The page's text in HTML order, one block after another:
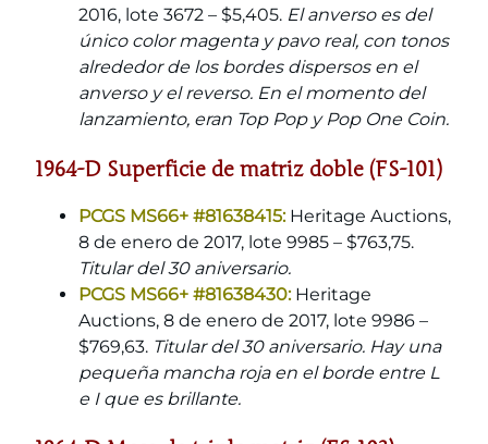
2016, lote 3672 – $5,405. El anverso es del
único color magenta y pavo real, con tonos
alrededor de los bordes dispersos en el
anverso y el reverso. En el momento del
lanzamiento, eran Top Pop y Pop One Coin.
1964-D Superficie de matriz doble (FS-101)
PCGS MS66+ #81638415:Heritage Auctions,
8 de enero de 2017, lote 9985 – $763,75.
Titular del 30 aniversario.
PCGS MS66+ #81638430:Heritage
Auctions, 8 de enero de 2017, lote 9986 –
$769,63. Titular del 30 aniversario. Hay una
pequeña mancha roja en el borde entre L
e I que es brillante.